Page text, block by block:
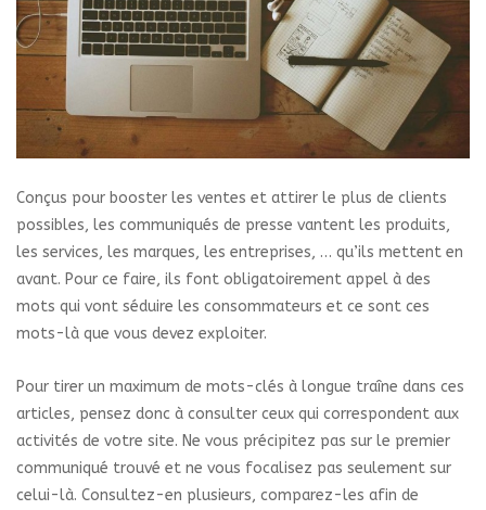
Conçus pour booster les ventes et attirer le plus de clients
possibles, les communiqués de presse vantent les produits,
les services, les marques, les entreprises, … qu’ils mettent en
avant. Pour ce faire, ils font obligatoirement appel à des
mots qui vont séduire les consommateurs et ce sont ces
mots-là que vous devez exploiter.
Pour tirer un maximum de mots-clés à longue traîne dans ces
articles, pensez donc à consulter ceux qui correspondent aux
activités de votre site. Ne vous précipitez pas sur le premier
communiqué trouvé et ne vous focalisez pas seulement sur
celui-là. Consultez-en plusieurs, comparez-les afin de